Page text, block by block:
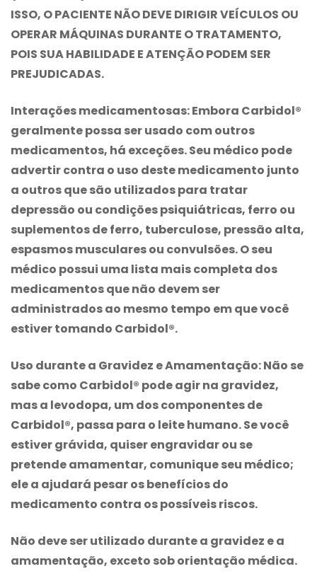
ISSO, O PACIENTE NÃO DEVE DIRIGIR VEÍCULOS OU
OPERAR MÁQUINAS DURANTE O TRATAMENTO,
POIS SUA HABILIDADE E ATENÇÃO PODEM SER
PREJUDICADAS.
Interações medicamentosas:Embora Carbidol®
geralmente possa ser usado com outros
medicamentos, há exceções. Seu médico pode
advertir contra o uso deste medicamento junto
a outros que são utilizados para tratar
depressão ou condições psiquiátricas, ferro ou
suplementos de ferro, tuberculose, pressão alta,
espasmos musculares ou convulsões. O seu
médico possui uma lista mais completa dos
medicamentos que não devem ser
administrados ao mesmo tempo em que você
estiver tomando Carbidol®.
Uso durante a Gravidez e Amamentação:Não se
sabe como Carbidol® pode agir na gravidez,
mas a levodopa, um dos componentes de
Carbidol®, passa para o leite humano. Se você
estiver grávida, quiser engravidar ou se
pretende amamentar, comunique seu médico;
ele a ajudará pesar os benefícios do
medicamento contra os possíveis riscos.
Não deve ser utilizado durante a gravidez e a
amamentação, exceto sob orientação médica.